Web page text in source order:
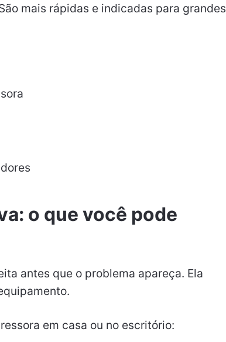
mais rápidas e indicadas para grandes
o que você pode
antes que o problema apareça. Ela
em casa ou no escritório: